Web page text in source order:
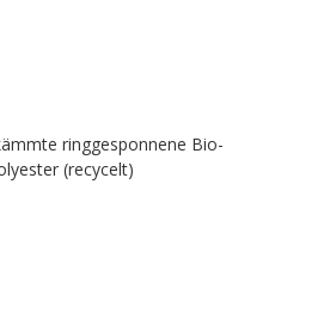
ringgesponnene Bio-
(recycelt)